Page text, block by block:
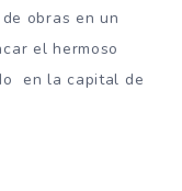
obras en un
el hermoso
en la capital de